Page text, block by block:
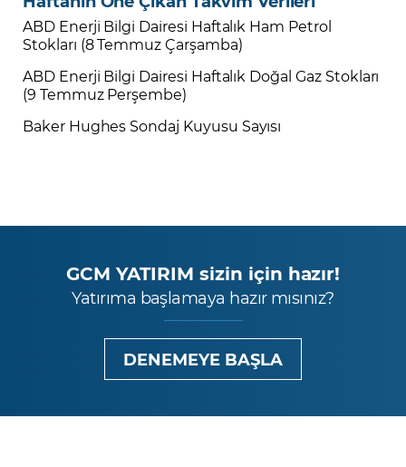
ABD Enerji Bilgi Dairesi Haftalık Ham Petrol
Stokları (8 Temmuz Çarşamba)
ABD Enerji Bilgi Dairesi Haftalık Doğal Gaz Stokları
(9 Temmuz Perşembe)
Baker Hughes Sondaj Kuyusu Sayısı
GCM YATIRIM sizin için hazır!
Yatırıma başlamaya hazır mısınız?
DENEMEYE BAŞLA